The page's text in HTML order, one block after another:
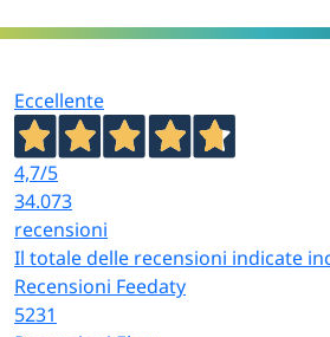
Eccellente
4,7/5
34.073
recensioni
Il totale delle recensioni indicate
Recensioni Feedaty
5231